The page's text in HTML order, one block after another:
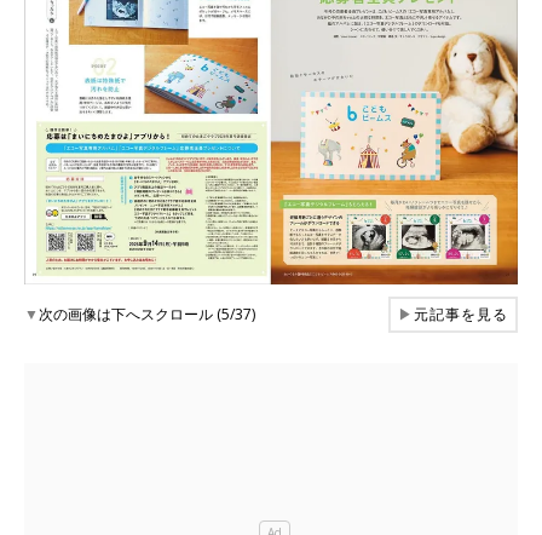
▼次の画像は下へスクロール (5/37) ▶元記事を見る